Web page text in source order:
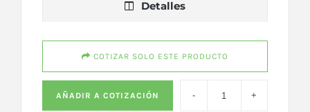
Detalles
COTIZAR SOLO ESTE PRODUCTO
AÑADIR A COTIZACIÓN